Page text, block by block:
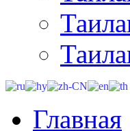
Главная